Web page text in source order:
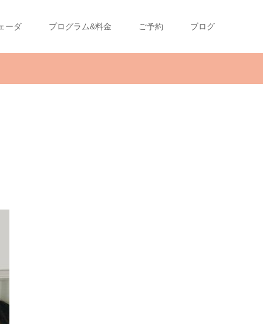
ーダ プログラム&料金 ご予約 ブログ